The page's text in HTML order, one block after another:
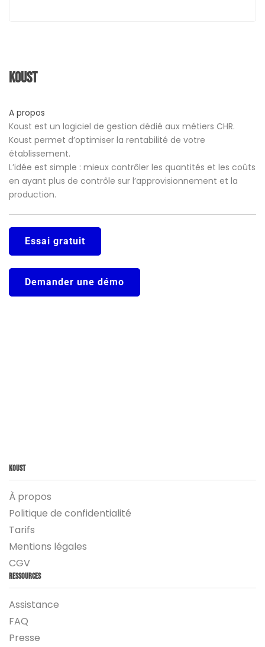
Koust
A propos
Koust est un logiciel de gestion dédié aux métiers CHR.
Koust permet d’optimiser la rentabilité de votre
établissement.
L’idée est simple : mieux contrôler les quantités et les coûts
en ayant plus de contrôle sur l’approvisionnement et la
production.
Essai gratuit
Demander une démo
Koust
À propos
Politique de confidentialité
Tarifs
Mentions légales
CGV
Ressources
Assistance
FAQ
Presse